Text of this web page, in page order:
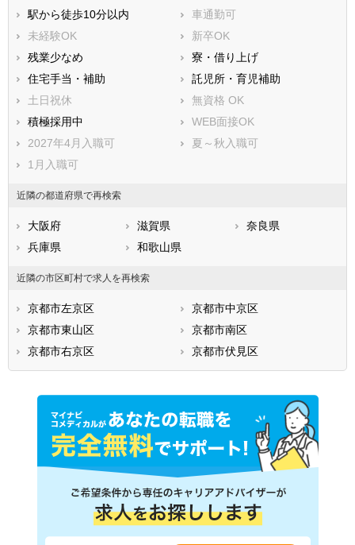
駅から徒歩10分以内
車通勤可
未経験OK
新卒OK
残業少なめ
寮・借り上げ
住宅手当・補助
託児所・育児補助
土日祝休
無資格 OK
積極採用中
WEB面接OK
2027年4月入職可
夏～秋入職可
1月入職可
近隣の都道府県で再検索
大阪府 滋賀県
奈良県
兵庫県
和歌山県
近隣の市区町村で求人を再検索
京都市左京区
京都市中京区
京都市東山区
京都市南区
京都市右京区
京都市伏見区